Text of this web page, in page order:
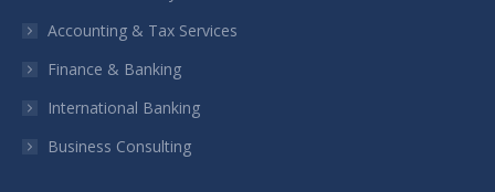
Accounting & Tax Services
Finance & Banking
International Banking
Business Consulting